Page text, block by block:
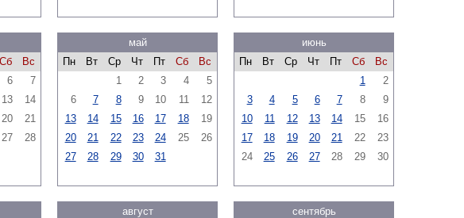
Сб
Вс
6
7
13
14
20
21
27
28
май
Пн
Вт Ср Чт Пт Сб
Вс
1
2 3 4
5
6
7 8 9 10 11
12
13
14 15 16 17 18
19
20
21 22 23 24 25
26
27
28 29 30 31
июнь
Пн
Вт Ср Чт Пт Сб
Вс
1
2
3
4 5 6 7 8
9
10
11 12 13 14 15
16
17
18 19 20 21 22
23
24
25 26 27 28 29 30
август
сентябрь